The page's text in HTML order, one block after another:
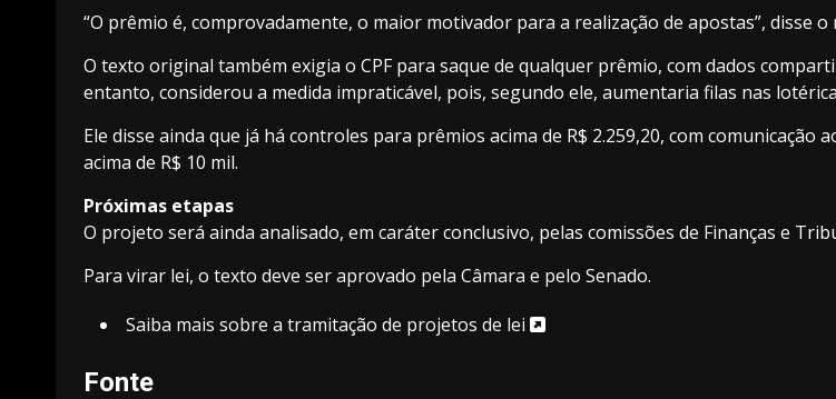
“O prêmio é, comprovadamente, o maior motivador para a realização de apostas”, disse o
O texto original também exigia o CPF para saque de qualquer prêmio, com dados
entanto, considerou a medida impraticável, pois, segundo ele, aumentaria filas nas
Ele disse ainda que já há controles para prêmios acima de R$ 2.259,20, com
acima de R$ 10 mil.
Próximas etapas
O projeto será ainda analisado, em caráter conclusivo, pelas comissões de Finanças e
Para virar lei, o texto deve ser aprovado pela Câmara e pelo Senado.
Saiba mais sobre a tramitação de projetos de lei
Fonte